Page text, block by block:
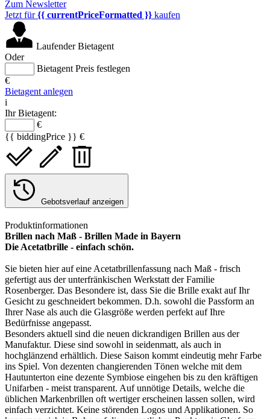
Zum Newsletter
Jetzt für{{ currentPriceFormatted }} kaufen
Laufender Bietagent
Oder
Bietagent Preis festlegen
€
Bietagent anlegen
i
Ihr Bietagent:
€
{{ biddingPrice }} €
Gebotsverlauf anzeigen
Produktinformationen
Brillen nach Maß - Brillen Made in Bayern
Die Acetatbrille - einfach schön.
Sie bieten hier auf eine Acetatbrillenfassung nach Maß - frisch
gefertigt aus der unterfränkischen Werkstatt der Familie
Rosenberger. Das Besondere ist, dass Sie die Brille exakt auf Ihr
Gesicht zu geschneidert bekommen. D.h. sowohl die Passform an
Ihrer Nase als auch die Glasgröße werden perfekt auf Ihre
Bedürfnisse angepasst.
Besonders aktuell sind die neuen dickrandigen Brillen aus der
Manufaktur. Diese sind sowohl in seidenmatt, als auch in
hochglänzend erhältlich. Diese Saison kommt eindeutig mehr Farbe
ins Spiel. Von dezenten changierenden Tönen welche mit dem
Hautunterton eine dezente Symbiose eingehen bis zu den kräftigen
Unifarben - meist transparent. Auf unnötige Details, welche die
üblichen Markenbrillen oft wertiger erscheinen lassen sollen, wird
einfach verzichtet. Keine störenden Logos und Applikationen. So